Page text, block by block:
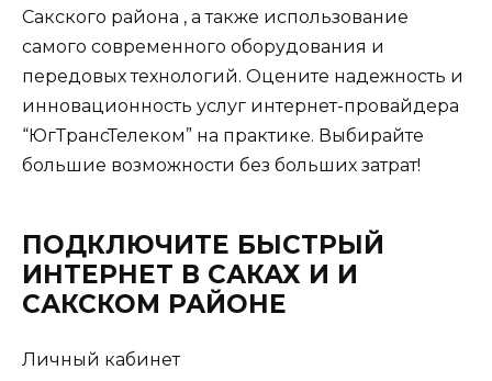
Сакского района , а также использование
самого современного оборудования и
передовых технологий. Оцените надежность и
инновационность услуг интернет-провайдера
“ЮгТрансТелеком” на практике. Выбирайте
большие возможности без больших затрат!
ПОДКЛЮЧИТЕ БЫСТРЫЙ
ИНТЕРНЕТ В САКАХ И И
САКСКОМ РАЙОНЕ
Личный кабинет